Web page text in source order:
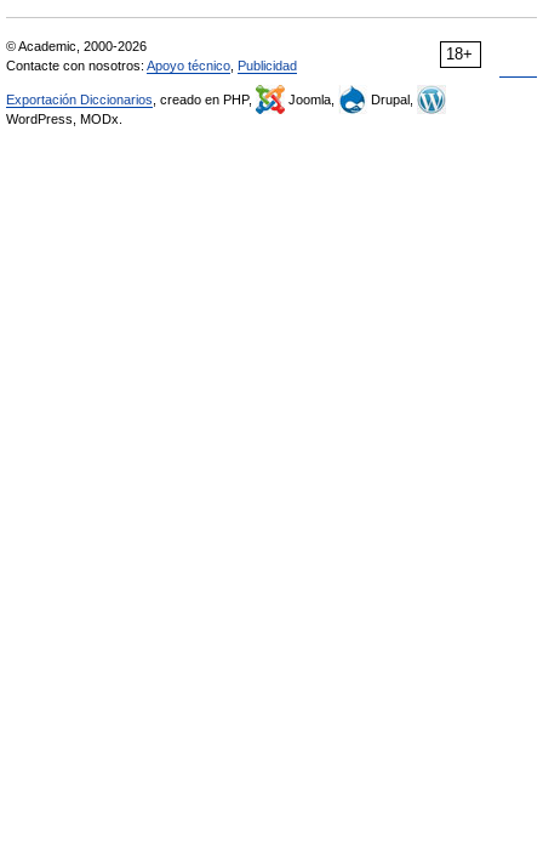
18+
© Academic, 2000-2026
Contacte con nosotros: Apoyo técnico Publicidad
Exportación Diccionarios , creado en PHP, Joomla,
Drupal,
WordPress, MODx.